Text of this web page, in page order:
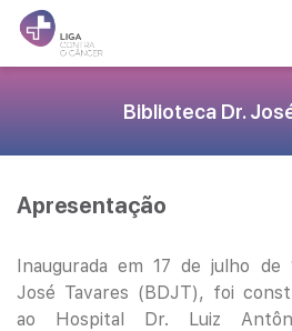
Biblioteca Dr.
Apresentação
Inaugurada em 17 de julho de
José Tavares (BDJT), foi
ao Hospital Dr. Luiz